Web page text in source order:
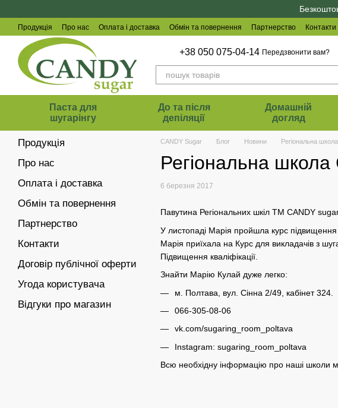
Продукція Про нас Оплата і доставка Обмін та повернення Партнерство Контакти
+38 050 075-04-14 Передзвонити вам?
Паста для
шугарінгу
До та після
депіляції
Домашній
догляд
CANDY Sugar Блог Новини Регіональна
Регіональна школа
6 березня 2017
Павутина Регіональних шкіл ТМ CANDY
У листопаді Марія пройшла курс
Марія приїхала на Курс для викладачів з
Підвищення кваліфікації.
Знайти Марію Кулай дуже легко:
м. Полтава, вул. Сінна 2/49, кабінет 324.
066-305-08-06
vk.com/sugaring_room_poltava
Instagram: sugaring_room_poltava
Всю необхідну інформацію про наші школи
Продукція
Про нас
Оплата і доставка
Обмін та повернення
Партнерство
Контакти
Договір публічної оферти
Угода користувача
Відгуки про магазин